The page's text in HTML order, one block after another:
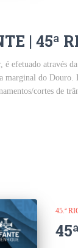
| 45ª
efetuado através
marginal do Douro.
cortes de
45.ª